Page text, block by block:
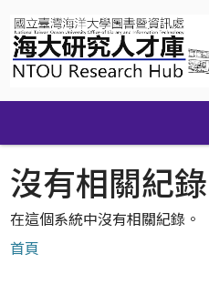
navigation
沒有相關紀錄
在這個系統中沒有相關紀錄。
首頁